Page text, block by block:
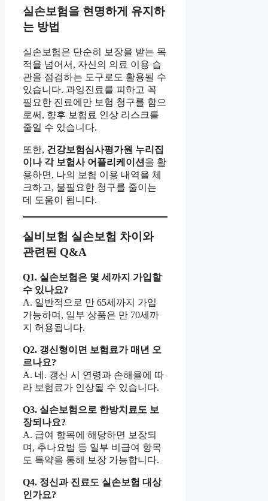
실손보험을 현명하게 유지하
는 방법
실손보험은 단순히 보장을 받는 목
적을 넘어서, 자신의 의료 이용 습
관을 점검하는 도구로도 활용될 수
있습니다. 과잉진료를 피하고 꼭
필요한 진료에만 보험 청구를 함으
로써, 향후 보험료 인상 리스크를
줄일 수 있습니다.
또한, 건강보험심사평가원 누리집
이나 각 보험사 어플리케이션 을 활
용하면, 나의 보험 이용 내역을 체
크하고, 불필요한 청구를 줄이는
데 도움이 됩니다.
실비보험 실손보험 차이와
관련된 Q&A
Q1. 실손보험은 몇 세까지 가입할
수 있나요?
A. 일반적으로 만 65세까지 가입
가능하며, 일부 상품은 만 70세까
지 허용됩니다.
Q2. 갱신형이면 보험료가 매년 오
르나요?
A. 네. 갱신 시 연령과 손해율에 따
라 보험료가 인상될 수 있습니다.
Q3. 실손보험으로 한방치료도 보
장되나요?
A. 급여 항목에 해당하면 보장되
며, 추나요법 등 일부 비급여 항목
도 특약을 통해 보장 가능합니다.
Q4. 정신과 진료도 실손보험 대상
인가요?